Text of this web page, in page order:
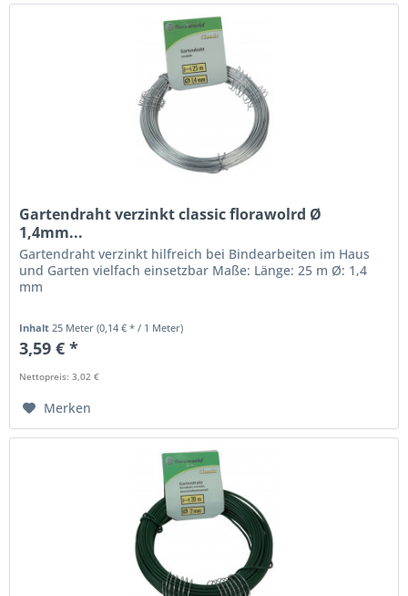
Gartendraht verzinkt classic florawolrd Ø
1,4mm...
Gartendraht verzinkt hilfreich bei Bindearbeiten im Haus
und Garten vielfach einsetzbar Maße: Länge: 25 m Ø: 1,4
mm
Inhalt25 Meter(0,14 € * / 1 Meter)
3,59 € *
Nettopreis: 3,02 €
Merken